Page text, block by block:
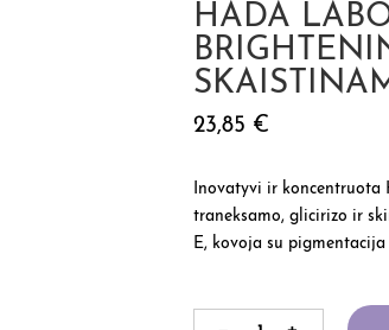
HADA
23,85 €
Inovatyvi ir koncentruota
traneksamo, glicirizo ir
E, kovoja su